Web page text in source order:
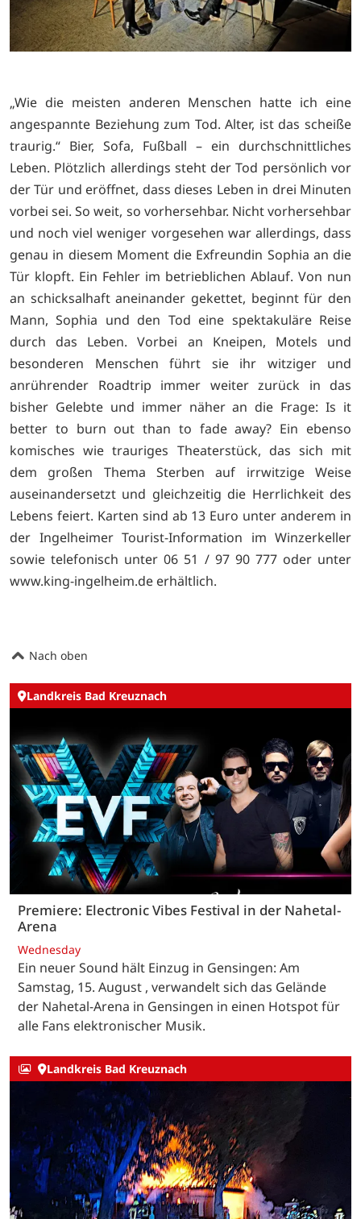
„Wie die meisten anderen Menschen hatte ich eine
angespannte Beziehung zum Tod. Alter, ist das scheiße
traurig.“ Bier, Sofa, Fußball – ein durchschnittliches
Leben. Plötzlich allerdings steht der Tod persönlich vor
der Tür und eröffnet, dass dieses Leben in drei Minuten
vorbei sei. So weit, so vorhersehbar. Nicht vorhersehbar
und noch viel weniger vorgesehen war allerdings, dass
genau in diesem Moment die Exfreundin Sophia an die
Tür klopft. Ein Fehler im betrieblichen Ablauf. Von nun
an schicksalhaft aneinander gekettet, beginnt für den
Mann, Sophia und den Tod eine spektakuläre Reise
durch das Leben. Vorbei an Kneipen, Motels und
besonderen Menschen führt sie ihr witziger und
anrührender Roadtrip immer weiter zurück in das
bisher Gelebte und immer näher an die Frage: Is it
better to burn out than to fade away? Ein ebenso
komisches wie trauriges Theaterstück, das sich mit
dem großen Thema Sterben auf irrwitzige Weise
auseinandersetzt und gleichzeitig die Herrlichkeit des
Lebens feiert. Karten sind ab 13 Euro unter anderem in
der Ingelheimer Tourist-Information im Winzerkeller
sowie telefonisch unter 06 51 / 97 90 777 oder unter
www.king-ingelheim.de erhältlich.
Nach oben
Landkreis Bad Kreuznach
Premiere: Electronic Vibes Festival in der Nahetal-
Arena
Wednesday
Ein neuer Sound hält Einzug in Gensingen: Am
Samstag, 15. August , verwandelt sich das Gelände
der Nahetal-Arena in Gensingen in einen Hotspot für
alle Fans elektronischer Musik.
Landkreis Bad Kreuznach